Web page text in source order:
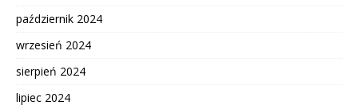
październik 2024
wrzesień 2024
sierpień 2024
lipiec 2024